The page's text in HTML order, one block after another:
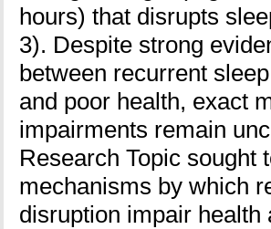
hours) that disrupts
3). Despite strong
between recurrent
and poor health, exact
impairments remain
Research Topic sought
mechanisms by which
disruption impair health